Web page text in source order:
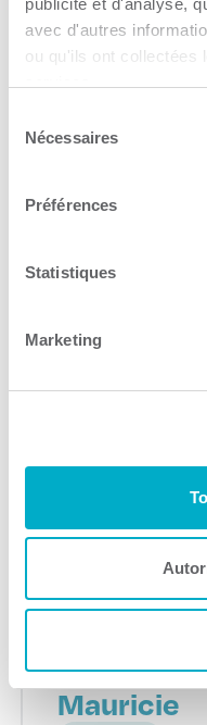
publicité et d'analyse,
avec d'autres
ou qu'ils ont collectées
Nécessaires
Préférences
Statistiques
Marketing
Consulter le
SANA
Économie
Mauricie